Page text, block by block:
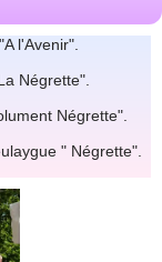
l'Avenir".
Négrette".
Négrette".
" Négrette".